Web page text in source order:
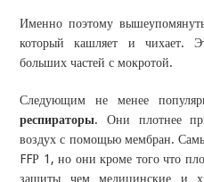
Именно поэтому
который кашляет и чихает.
больших частей с мокротой.
Следующим не менее
респираторы. Они плотнее
воздух с помощью мембран.
FFР 1, но они кроме того что
защиты чем медицинские и